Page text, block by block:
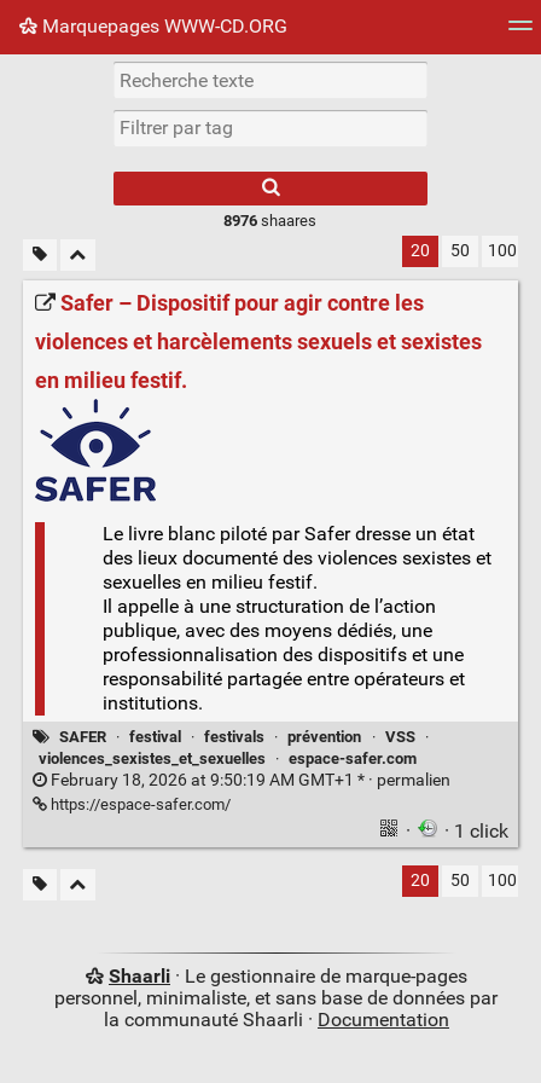
Marquepages WWW-CD.ORG
Nuage de tags Mur d'images
8976 shaares
20 50 100
Safer – Dispositif pour agir contre les
violences et harcèlements sexuels et sexistes
en milieu festif.
Le livre blanc piloté par Safer dresse un état
des lieux documenté des violences sexistes et
sexuelles en milieu festif.
Il appelle à une structuration de l’action
publique, avec des moyens dédiés, une
professionnalisation des dispositifs et une
responsabilité partagée entre opérateurs et
institutions.
SAFER · festival · festivals · prévention · VSS
·
violences_sexistes_et_sexuelles
· espace-safer.com
February 18, 2026 at 9:50:19 AM GMT+1 * · permalien
https://espace-safer.com/
· · 1 click
20 50 100
Shaarli· Le gestionnaire de marque-pages
personnel, minimaliste, et sans base de données par
la communauté Shaarli · Documentation